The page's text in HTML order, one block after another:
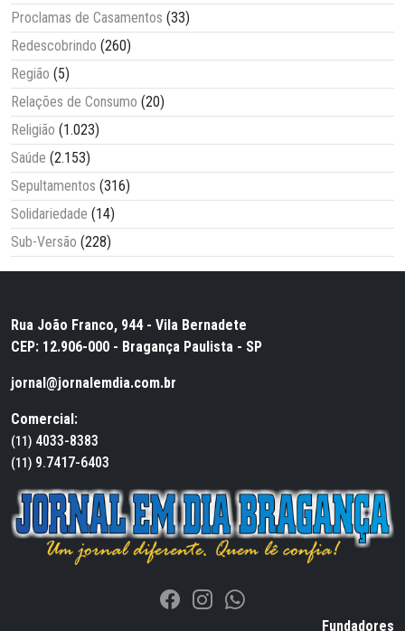
Proclamas de Casamentos (33)
Redescobrindo (260)
Região (5)
Relações de Consumo (20)
Religião (1.023)
Saúde (2.153)
Sepultamentos (316)
Solidariedade (14)
Sub-Versão (228)
Rua João Franco, 944 - Vila Bernadete
CEP: 12.906-000 - Bragança Paulista - SP
jornal@jornalemdia.com.br
Comercial:
(11) 4033-8383
(11) 9.7417-6403
Fundadores